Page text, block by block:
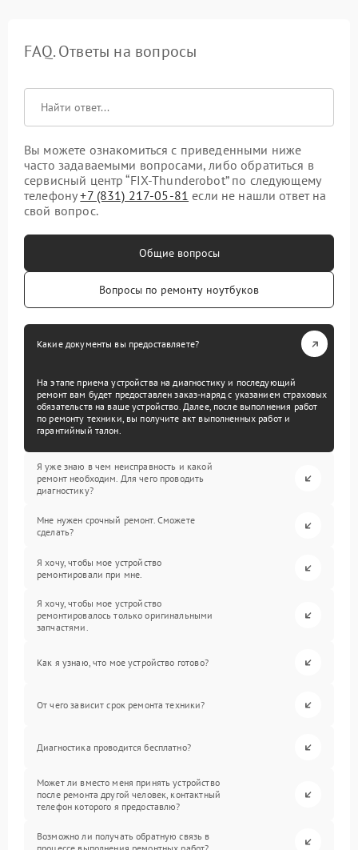
FAQ. Ответы на вопросы
Вы можете ознакомиться с приведенными ниже
часто задаваемыми вопросами, либо обратиться в
сервисный центр “FIX-Thunderobot” по следующему
телефону+7 (831) 217-05-81 если не нашли ответ на
свой вопрос.
Общие вопросы
Вопросы по ремонту ноутбуков
Какие документы вы предоставляете?
На этапе приема устройства на диагностику и последующий
ремонт вам будет предоставлен заказ-наряд с указанием страховых
обязательств на ваше устройство. Далее, после выполнения работ
по ремонту техники, вы получите акт выполненных работ и
гарантийный талон.
Я уже знаю в чем неисправность и какой
ремонт необходим. Для чего проводить
диагностику?
Мне нужен срочный ремонт. Сможете
сделать?
Я хочу, чтобы мое устройство
ремонтировали при мне.
Я хочу, чтобы мое устройство
ремонтировалось только оригинальными
запчастями.
Как я узнаю, что мое устройство готово?
От чего зависит срок ремонта техники?
Диагностика проводится бесплатно?
Может ли вместо меня принять устройство
после ремонта другой человек, контактный
телефон которого я предоставлю?
Возможно ли получать обратную связь в